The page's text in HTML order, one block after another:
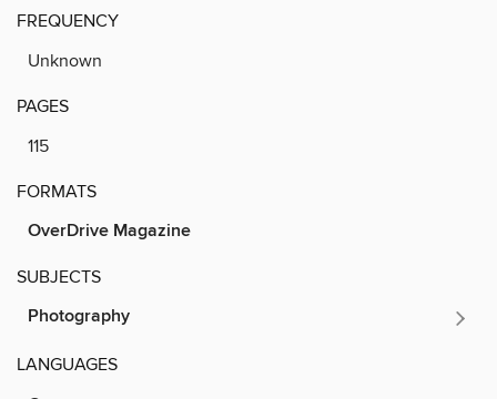
FREQUENCY
Unknown
PAGES
115
FORMATS
OverDrive Magazine
SUBJECTS
Photography
LANGUAGES